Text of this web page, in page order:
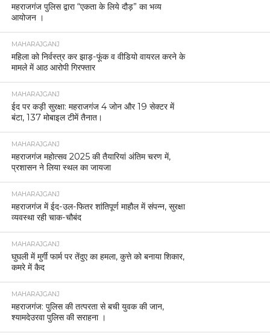
महराजगंज पुलिस द्वारा “एकता के लिये दौड़” का भव्य
आयोजन ।
MAHARAJGANJ
महिला को निर्वस्त्र कर झाड़-फूंक व वीडियो वायरल करने के
मामले में आठ आरोपी गिरफ्तार
MAHARAJGANJ
ईद पर कड़ी सुरक्षा: महराजगंज 4 जोन और 19 सेक्टर में
बंटा, 137 मोबाइल टीमें तैनात।
MAHARAJGANJ
महराजगंज महोत्सव 2025 की तैयारियां अंतिम चरण में,
प्रशासन ने लिया स्थल का जायजा
MAHARAJGANJ
महराजगंज में ईद-उल-फितर शांतिपूर्ण माहौल में संपन्न, सुरक्षा
व्यवस्था रही चाक-चौबंद
MAHARAJGANJ
घुघली में मुर्गी फार्म पर तेंदुए का हमला, कुत्ते को बनाया शिकार,
कमरे में कैद
MAHARAJGANJ
महराजगंज: पुलिस की तत्परता से बची युवक की जान,
श्यामदेउरवा पुलिस की सराहना ।